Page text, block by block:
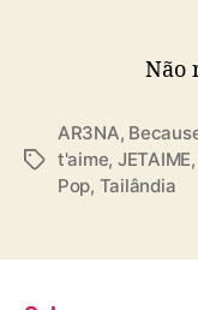
Não
T
AR3NA,
t'aime, JETAIME,
Pop, Tailândia